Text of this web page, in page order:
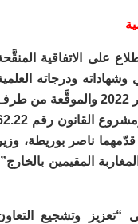
المنقَّحة
ودرجاته العلمية
العربية، المعتمدة في 2 فبراير 2022 والموقَّعة من طرف
المملكة المغربية في 2 فبراير 2022، ومشروع القانون رقم 62.22
بوريطة، وزير
بالخارج”،
وتشجيع التعاون